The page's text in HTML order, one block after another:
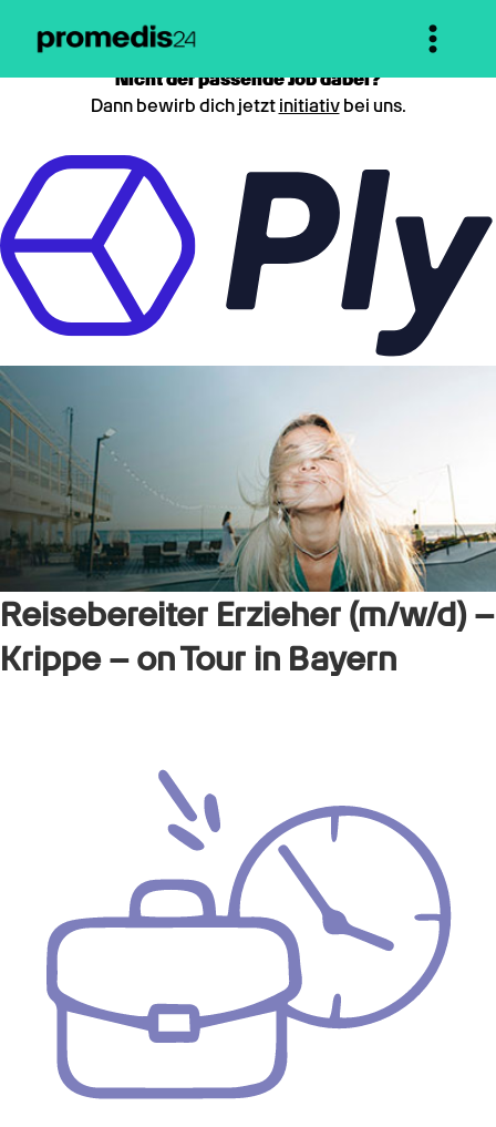
Nicht der passende Job dabei?
Dann bewirb dich jetzt initiativbei uns.
Reisebereiter Erzieher (m/w/d) –
Krippe – on Tour in Bayern